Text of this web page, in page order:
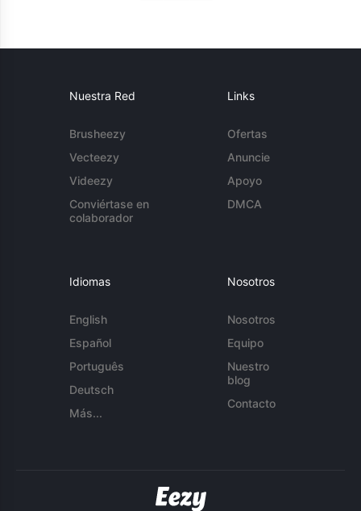
Nuestra Red
Brusheezy
Vecteezy
Videezy
Conviértase en
colaborador
Links
Ofertas
Anuncie
Apoyo
DMCA
Idiomas
English
Español
Português
Deutsch
Más...
Nosotros
Nosotros
Equipo
Nuestro
blog
Contacto